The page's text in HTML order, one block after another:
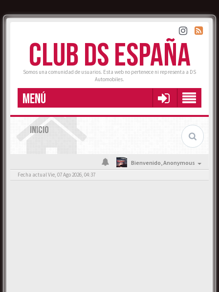
CLUB DS ESPAÑA
Somos una comunidad de usuarios. Esta web no pertenece ni representa a DS
Automobiles.
MENÚ
INICIO
Bienvenido,Anonymous
Fecha actual Vie, 07 Ago 2026, 04:37